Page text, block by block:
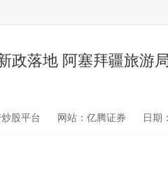
政落地 阿塞拜疆旅游
股平台 网站：亿腾证券 日期